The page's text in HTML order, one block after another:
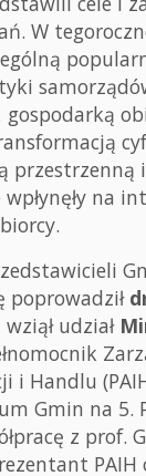
W
gospodarką
przestrzenną
na
poprowadził
wziął udział
i Handlu
Gmin na 5.
z prof.
PAIH